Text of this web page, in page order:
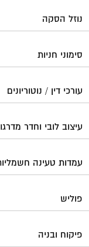
נוזל הסקה
סימוני חניות
עורכי דין / נוטוריונים
עיצוב לובי וחדר מדרגות
עמדות טעינה חשמליות
פוליש
פיקוח ובניה